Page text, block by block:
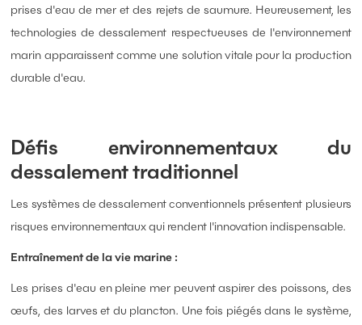
prises d'eau de mer et des rejets de saumure. Heureusement, les
technologies de dessalement respectueuses de l'environnement
marin apparaissent comme une solution vitale pour la production
durable d'eau.
Défis environnementaux du
dessalement traditionnel
Les systèmes de dessalement conventionnels présentent plusieurs
risques environnementaux qui rendent l'innovation indispensable.
Entraînement de la vie marine :
Les prises d'eau en pleine mer peuvent aspirer des poissons, des
œufs, des larves et du plancton. Une fois piégés dans le système,